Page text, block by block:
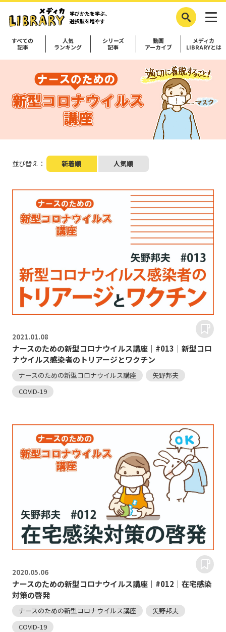
学びかたを学ぶ、
選択肢を増やす
すべての
記事
人気
ランキング
シリーズ
記事
動画
アーカイブ
メディカ
LIBRARYとは
並び替え： 新着順 人気順
2021.01.08
ナースのための新型コロナウイルス講座｜#013｜新型コロ
ナウイルス感染者のトリアージとワクチン
ナースのための新型コロナウイルス講座
矢野邦夫
COVID-19
2020.05.06
ナースのための新型コロナウイルス講座｜#012｜在宅感染
対策の啓発
ナースのための新型コロナウイルス講座
矢野邦夫
COVID-19